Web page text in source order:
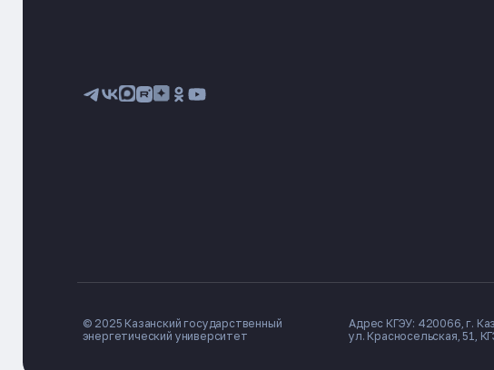
© 2025 Казанский государственный
энергетический университет
Адрес КГЭУ: 420066, г.
ул. Красносельская, 51,